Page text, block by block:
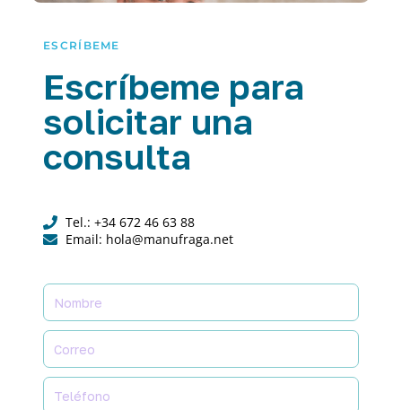
ESCRÍBEME
Escríbeme para
solicitar una
consulta
Tel.: +34 672 46 63 88
Email: hola@manufraga.net